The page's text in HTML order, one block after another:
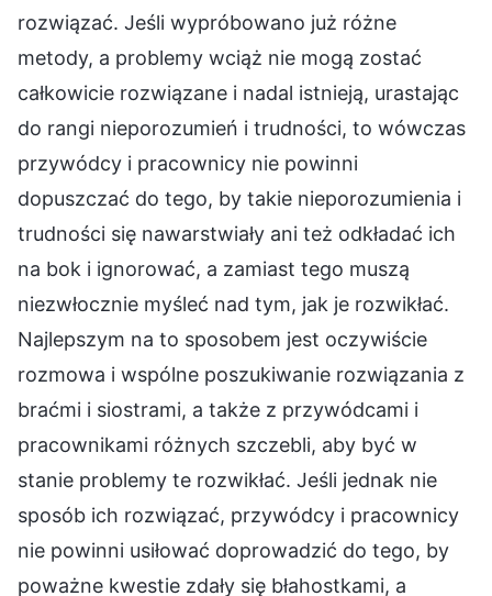
rozwiązać. Jeśli wypróbowano już różne
metody, a problemy wciąż nie mogą zostać
całkowicie rozwiązane i nadal istnieją, urastając
do rangi nieporozumień i trudności, to wówczas
przywódcy i pracownicy nie powinni
dopuszczać do tego, by takie nieporozumienia i
trudności się nawarstwiały ani też odkładać ich
na bok i ignorować, a zamiast tego muszą
niezwłocznie myśleć nad tym, jak je rozwikłać.
Najlepszym na to sposobem jest oczywiście
rozmowa i wspólne poszukiwanie rozwiązania z
braćmi i siostrami, a także z przywódcami i
pracownikami różnych szczebli, aby być w
stanie problemy te rozwikłać. Jeśli jednak nie
sposób ich rozwiązać, przywódcy i pracownicy
nie powinni usiłować doprowadzić do tego, by
poważne kwestie zdały się błahostkami, a